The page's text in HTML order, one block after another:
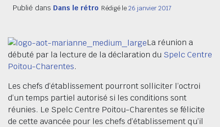
Publié dans Dans le rétro Rédigé le26 janvier 2017
La réunion a
débuté par la lecture de la déclaration du Spelc Centre
Poitou-Charentes.
Les chefs d’établissement pourront solliciter l’octroi
d’un temps partiel autorisé si les conditions sont
réunies. Le Spelc Centre Poitou-Charentes se félicite
de cette avancée pour les chefs d’établissement qu’il